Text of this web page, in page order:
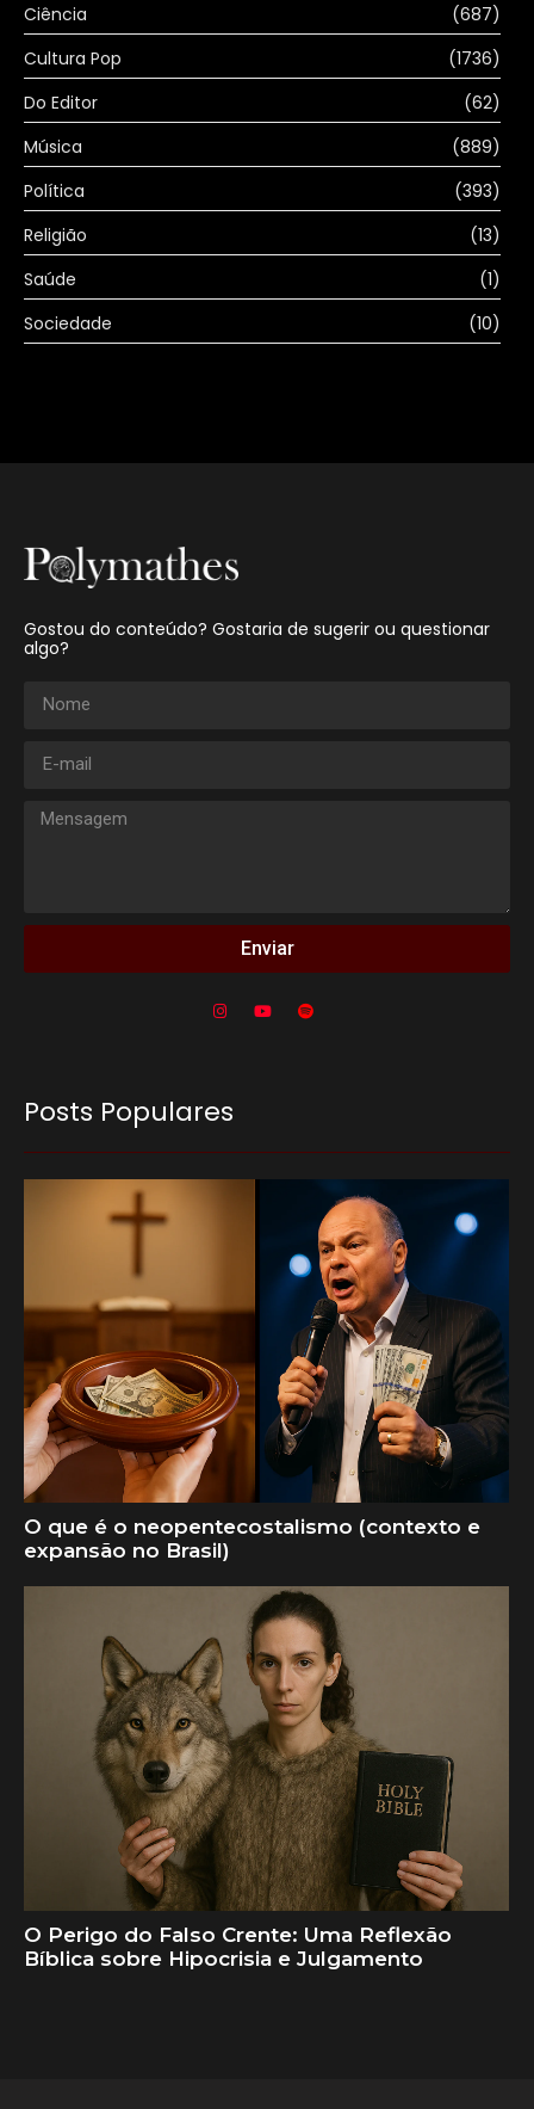
Ciência
(687)
Cultura Pop
(1736)
Do Editor
(62)
Música
(889)
Política
(393)
Religião
(13)
Saúde
(1)
Sociedade
(10)
Gostou do conteúdo? Gostaria de sugerir ou questionar
algo?
Enviar
Posts Populares
O que é o neopentecostalismo (contexto e
expansão no Brasil)
O Perigo do Falso Crente: Uma Reflexão
Bíblica sobre Hipocrisia e Julgamento